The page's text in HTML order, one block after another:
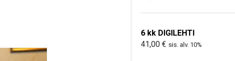
6 kk DIGILEHTI
41,00 € sis. alv. 10%